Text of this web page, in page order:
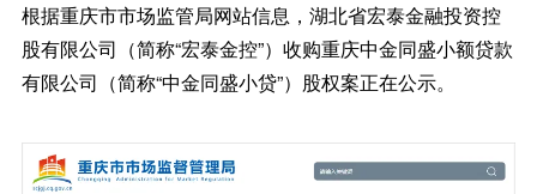
根据重庆市市场监管局网站信息，湖北省宏泰金融投资控
股有限公司（简称“宏泰金控”）收购重庆中金同盛小额贷款
有限公司（简称“中金同盛小贷”）股权案正在公示。